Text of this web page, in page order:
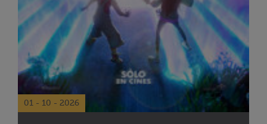
01 - 10 - 2026